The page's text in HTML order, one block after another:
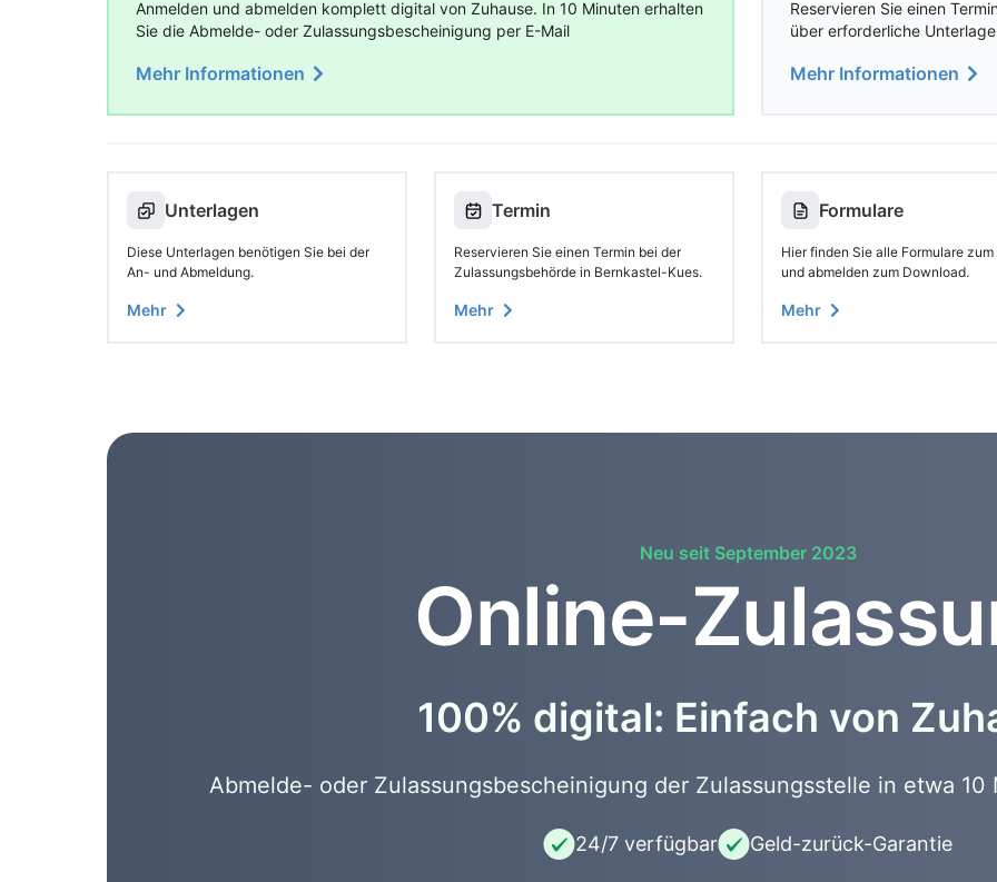
Anmelden und abmelden komplett digital von Zuhause. In 10 Minuten erhalten
Sie die Abmelde- oder Zulassungsbescheinigung per E-Mail
Mehr Informationen
Reservieren Sie einen
über erforderliche
Mehr Informationen
Unterlagen
Diese Unterlagen benötigen Sie bei der
An- und Abmeldung.
Mehr
Termin
Reservieren Sie einen Termin bei der
Zulassungsbehörde in Bernkastel-Kues.
Mehr
Formulare
Hier finden Sie alle Formulare
und abmelden zum Download.
Mehr
Neu seit September 2023
Online-
100% digital: Einfach von
Abmelde- oder Zulassungsbescheinigung der Zulassungsstelle in etwa
24/7 verfügbar Geld-zurück-Garantie